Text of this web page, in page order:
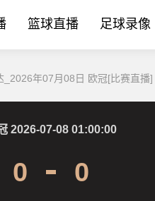
篮球直播 足球录像
_2026年07月08日 欧冠[比赛直播]
2026-07-08 01:00:00
0 0